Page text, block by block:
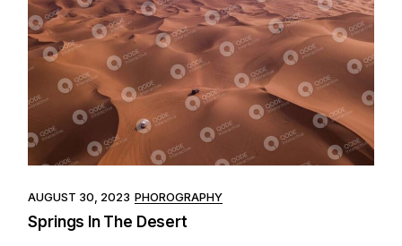
AUGUST 30, 2023 PHOROGRAPHY
Springs In The Desert